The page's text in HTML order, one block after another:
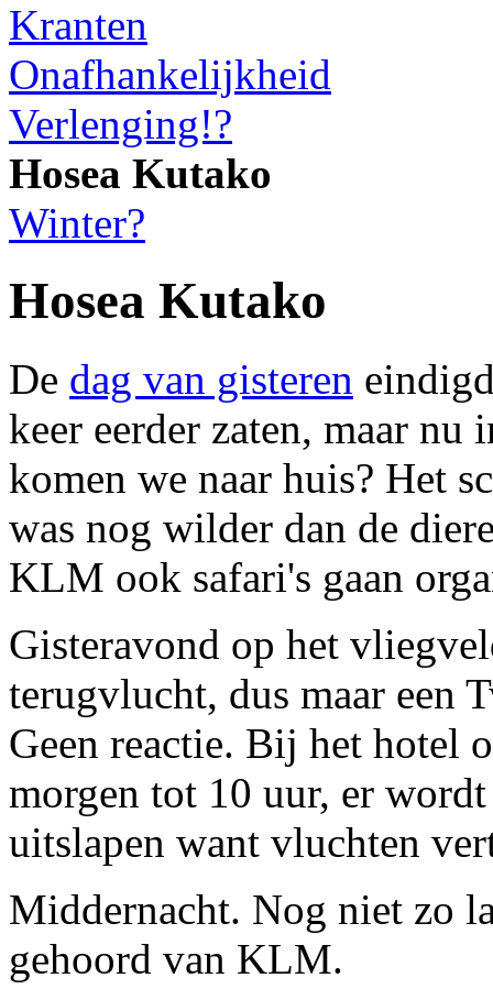
Kranten
Onafhankelijkheid
Verlenging!?
Hosea Kutako
Winter?
Hosea Kutako
De dag van gisteren
keer eerder zaten, maar nu
komen we naar huis? Het
was nog wilder dan de
KLM ook safari's gaan
Gisteravond op het
terugvlucht, dus maar een
Geen reactie. Bij het hotel
morgen tot 10 uur, er
uitslapen want vluchten
Middernacht. Nog niet zo
gehoord van KLM.